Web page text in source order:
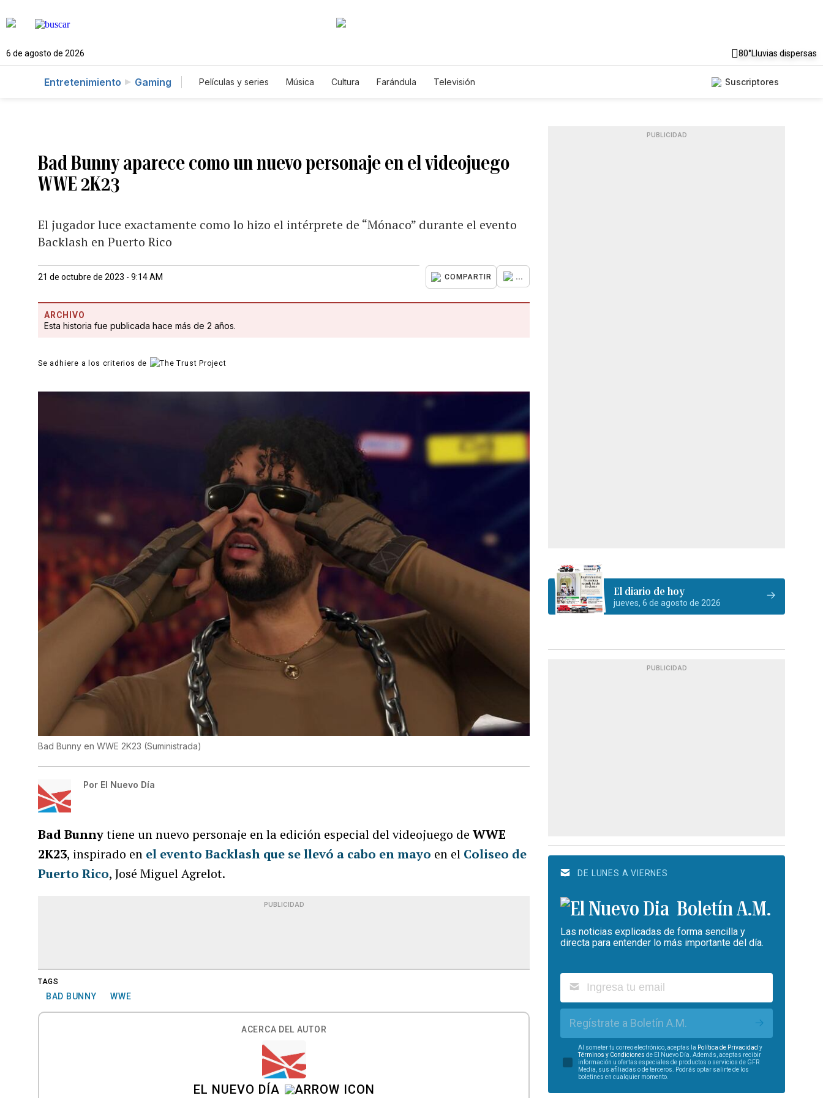
6 de agosto de 2026 80°Lluvias dispersas
Entretenimiento Gaming Películas y series Música Cultura Farándula Televisión Suscriptores
Bad Bunny aparece como un nuevo personaje en el videojuego
WWE 2K23
El jugador luce exactamente como lo hizo el intérprete de “Mónaco” durante el evento
Backlash en Puerto Rico
21 de octubre de 2023 - 9:14 AM COMPARTIR ...
ARCHIVO
Esta historia fue publicada hace más de 2 años.
Se adhiere a los criterios de
Bad Bunny en WWE 2K23 (Suministrada)
Por El Nuevo Día
Bad Bunnytiene un nuevo personaje en la edición especial del videojuego deWWE
2K23, inspirado en el eventoBacklash que se llevó a cabo en mayo en el Coliseo de
Puerto Rico, José Miguel Agrelot.
PUBLICIDAD
TAGS
BAD BUNNY WWE
ACERCA DEL AUTOR
EL NUEVO DÍA
PUBLICIDAD
El diario de hoy
jueves, 6 de agosto de 2026
PUBLICIDAD
DE LUNES A VIERNES
Boletín A.M.
Las noticias explicadas de forma sencilla y
directa para entender lo más importante del día.
Regístrate a Boletín A.M.
Al someter tu correo electrónico, aceptas la Política de Privacidad y
Términos y Condiciones de El Nuevo Día. Además, aceptas recibir
información u ofertas especiales de productos o servicios de GFR
Media, sus afiliadas o de terceros. Podrás optar salirte de los
boletines en cualquier momento.